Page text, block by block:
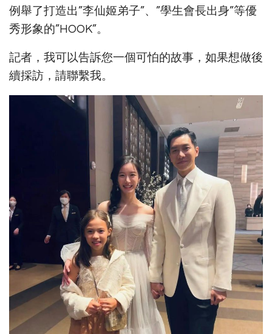
例舉了打造出”李仙姬弟子”、”學生會長出身”等優
秀形象的”HOOK”。
記者，我可以告訴您一個可怕的故事，如果想做後
續採訪，請聯繫我。